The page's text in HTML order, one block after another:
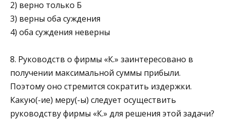
2) верно только Б
3) верны оба суждения
4) оба суждения неверны
8. Руководств о фирмы «К.» заинтересовано в
получении максимальной суммы прибыли.
Поэтому оно стремится сократить издержки.
Какую(-ие) меру(-ы) следует осуществить
руководству фирмы «К.» для решения этой задачи?